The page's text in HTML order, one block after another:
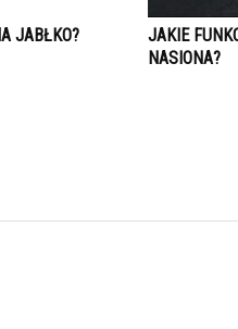
JABŁKO?
JAKIE
NASIONA?